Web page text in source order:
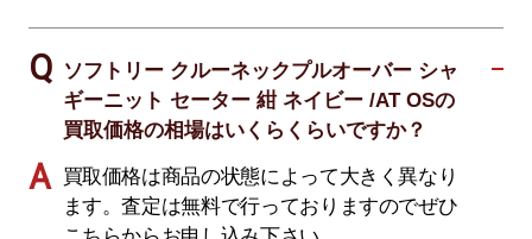
ソフトリー クルーネックプルオーバー シャ
ギーニット セーター 紺 ネイビー /AT OSの
買取価格の相場はいくらくらいですか？
買取価格は商品の状態によって大きく異なり
ます。査定は無料で行っておりますのでぜひ